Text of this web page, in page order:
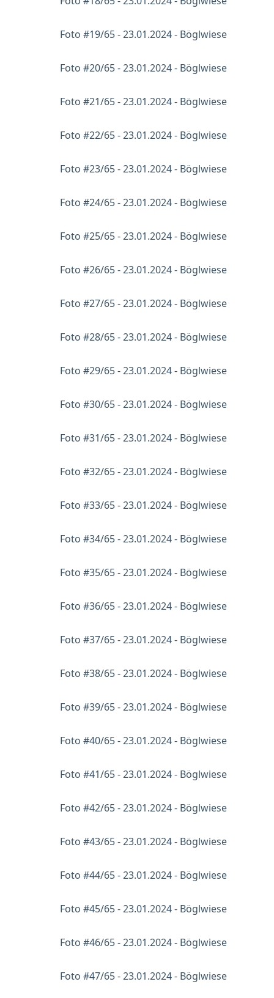
Foto #19/65 - 23.01.2024 - Böglwiese
Foto #20/65 - 23.01.2024 - Böglwiese
Foto #21/65 - 23.01.2024 - Böglwiese
Foto #22/65 - 23.01.2024 - Böglwiese
Foto #23/65 - 23.01.2024 - Böglwiese
Foto #24/65 - 23.01.2024 - Böglwiese
Foto #25/65 - 23.01.2024 - Böglwiese
Foto #26/65 - 23.01.2024 - Böglwiese
Foto #27/65 - 23.01.2024 - Böglwiese
Foto #28/65 - 23.01.2024 - Böglwiese
Foto #29/65 - 23.01.2024 - Böglwiese
Foto #30/65 - 23.01.2024 - Böglwiese
Foto #31/65 - 23.01.2024 - Böglwiese
Foto #32/65 - 23.01.2024 - Böglwiese
Foto #33/65 - 23.01.2024 - Böglwiese
Foto #34/65 - 23.01.2024 - Böglwiese
Foto #35/65 - 23.01.2024 - Böglwiese
Foto #36/65 - 23.01.2024 - Böglwiese
Foto #37/65 - 23.01.2024 - Böglwiese
Foto #38/65 - 23.01.2024 - Böglwiese
Foto #39/65 - 23.01.2024 - Böglwiese
Foto #40/65 - 23.01.2024 - Böglwiese
Foto #41/65 - 23.01.2024 - Böglwiese
Foto #42/65 - 23.01.2024 - Böglwiese
Foto #43/65 - 23.01.2024 - Böglwiese
Foto #44/65 - 23.01.2024 - Böglwiese
Foto #45/65 - 23.01.2024 - Böglwiese
Foto #46/65 - 23.01.2024 - Böglwiese
Foto #47/65 - 23.01.2024 - Böglwiese